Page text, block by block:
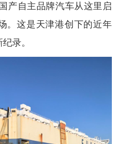
产自主品牌汽车从这里启
。这是天津港创下的近年
录。